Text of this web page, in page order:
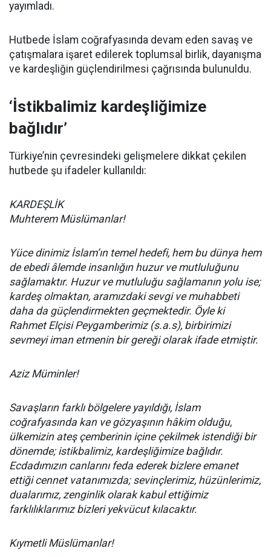
yayımladı.
Hutbede İslam coğrafyasında devam eden savaş ve
çatışmalara işaret edilerek toplumsal birlik, dayanışma
ve kardeşliğin güçlendirilmesi çağrısında bulunuldu.
‘İstikbalimiz kardeşliğimize
bağlıdır’
Türkiye’nin çevresindeki gelişmelere dikkat çekilen
hutbede şu ifadeler kullanıldı:
KARDEŞLİK
Muhterem Müslümanlar!
Yüce dinimiz İslam’ın temel hedefi, hem bu dünya hem
de ebedi âlemde insanlığın huzur ve mutluluğunu
sağlamaktır. Huzur ve mutluluğu sağlamanın yolu ise;
kardeş olmaktan, aramızdaki sevgi ve muhabbeti
daha da güçlendirmekten geçmektedir. Öyle ki
Rahmet Elçisi Peygamberimiz (s.a.s), birbirimizi
sevmeyi iman etmenin bir gereği olarak ifade etmiştir.
Aziz Müminler!
Savaşların farklı bölgelere yayıldığı, İslam
coğrafyasında kan ve gözyaşının hâkim olduğu,
ülkemizin ateş çemberinin içine çekilmek istendiği bir
dönemde; istikbalimiz, kardeşliğimize bağlıdır.
Ecdadımızın canlarını feda ederek bizlere emanet
ettiği cennet vatanımızda; sevinçlerimiz, hüzünlerimiz,
dualarımız, zenginlik olarak kabul ettiğimiz
farklılıklarımız bizleri yekvücut kılacaktır.
Kıymetli Müslümanlar!